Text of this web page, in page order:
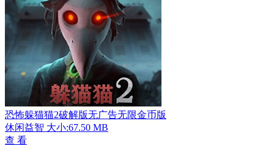
恐怖躲猫猫2破解版无广告无限金币版
休闲益智 大小:67.50 MB
查 看